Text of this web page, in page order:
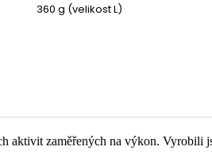
360 g (velikost L)
aktivit zaměřených na výkon. Vyrobili